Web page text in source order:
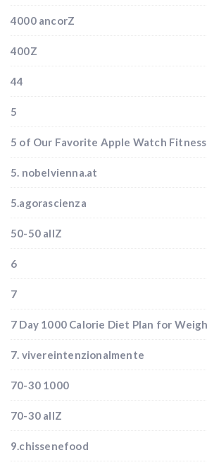
4000 ancorZ
400Z
44
5
5 of Our Favorite Apple Watch
5. nobelvienna.at
5.agorascienza
50-50 allZ
6
7
7 Day 1000 Calorie Diet Plan for
7. vivereintenzionalmente
70-30 1000
70-30 allZ
9.chissenefood